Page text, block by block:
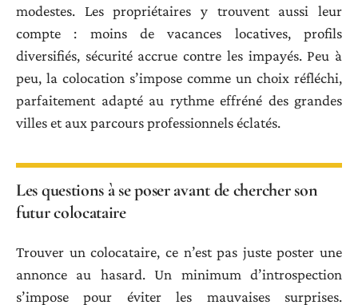
modestes. Les propriétaires y trouvent aussi leur
compte : moins de vacances locatives, profils
diversifiés, sécurité accrue contre les impayés. Peu à
peu, la colocation s’impose comme un choix réfléchi,
parfaitement adapté au rythme effréné des grandes
villes et aux parcours professionnels éclatés.
Les questions à se poser avant de chercher son
futur colocataire
Trouver un colocataire, ce n’est pas juste poster une
annonce au hasard. Un minimum d’introspection
s’impose pour éviter les mauvaises surprises.